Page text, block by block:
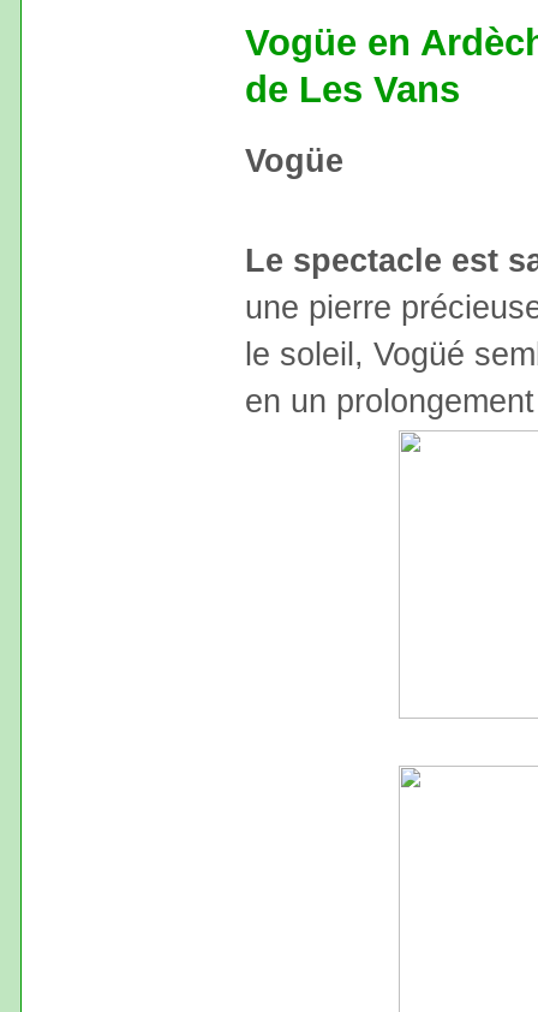
Vogüe en
de Les Vans
Vogüe
Le spectacle est
une pierre
le soleil, Vogüé
en un